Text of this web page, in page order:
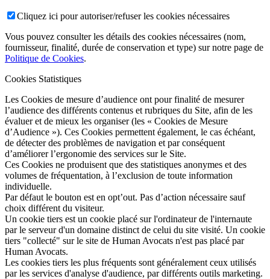
Cliquez ici pour autoriser/refuser les cookies nécessaires
Vous pouvez consulter les détails des cookies nécessaires (nom,
fournisseur, finalité, durée de conservation et type) sur notre page de
Politique de Cookies.
Cookies Statistiques
Les Cookies de mesure d’audience ont pour finalité de mesurer
l’audience des différents contenus et rubriques du Site, afin de les
évaluer et de mieux les organiser (les « Cookies de Mesure
d’Audience »). Ces Cookies permettent également, le cas échéant,
de détecter des problèmes de navigation et par conséquent
d’améliorer l’ergonomie des services sur le Site.
Ces Cookies ne produisent que des statistiques anonymes et des
volumes de fréquentation, à l’exclusion de toute information
individuelle.
Par défaut le bouton est en opt’out. Pas d’action nécessaire sauf
choix différent du visiteur.
Un cookie tiers est un cookie placé sur l'ordinateur de l'internaute
par le serveur d'un domaine distinct de celui du site visité. Un cookie
tiers "collecté" sur le site de Human Avocats n'est pas placé par
Human Avocats.
Les cookies tiers les plus fréquents sont généralement ceux utilisés
par les services d'analyse d'audience, par différents outils marketing.